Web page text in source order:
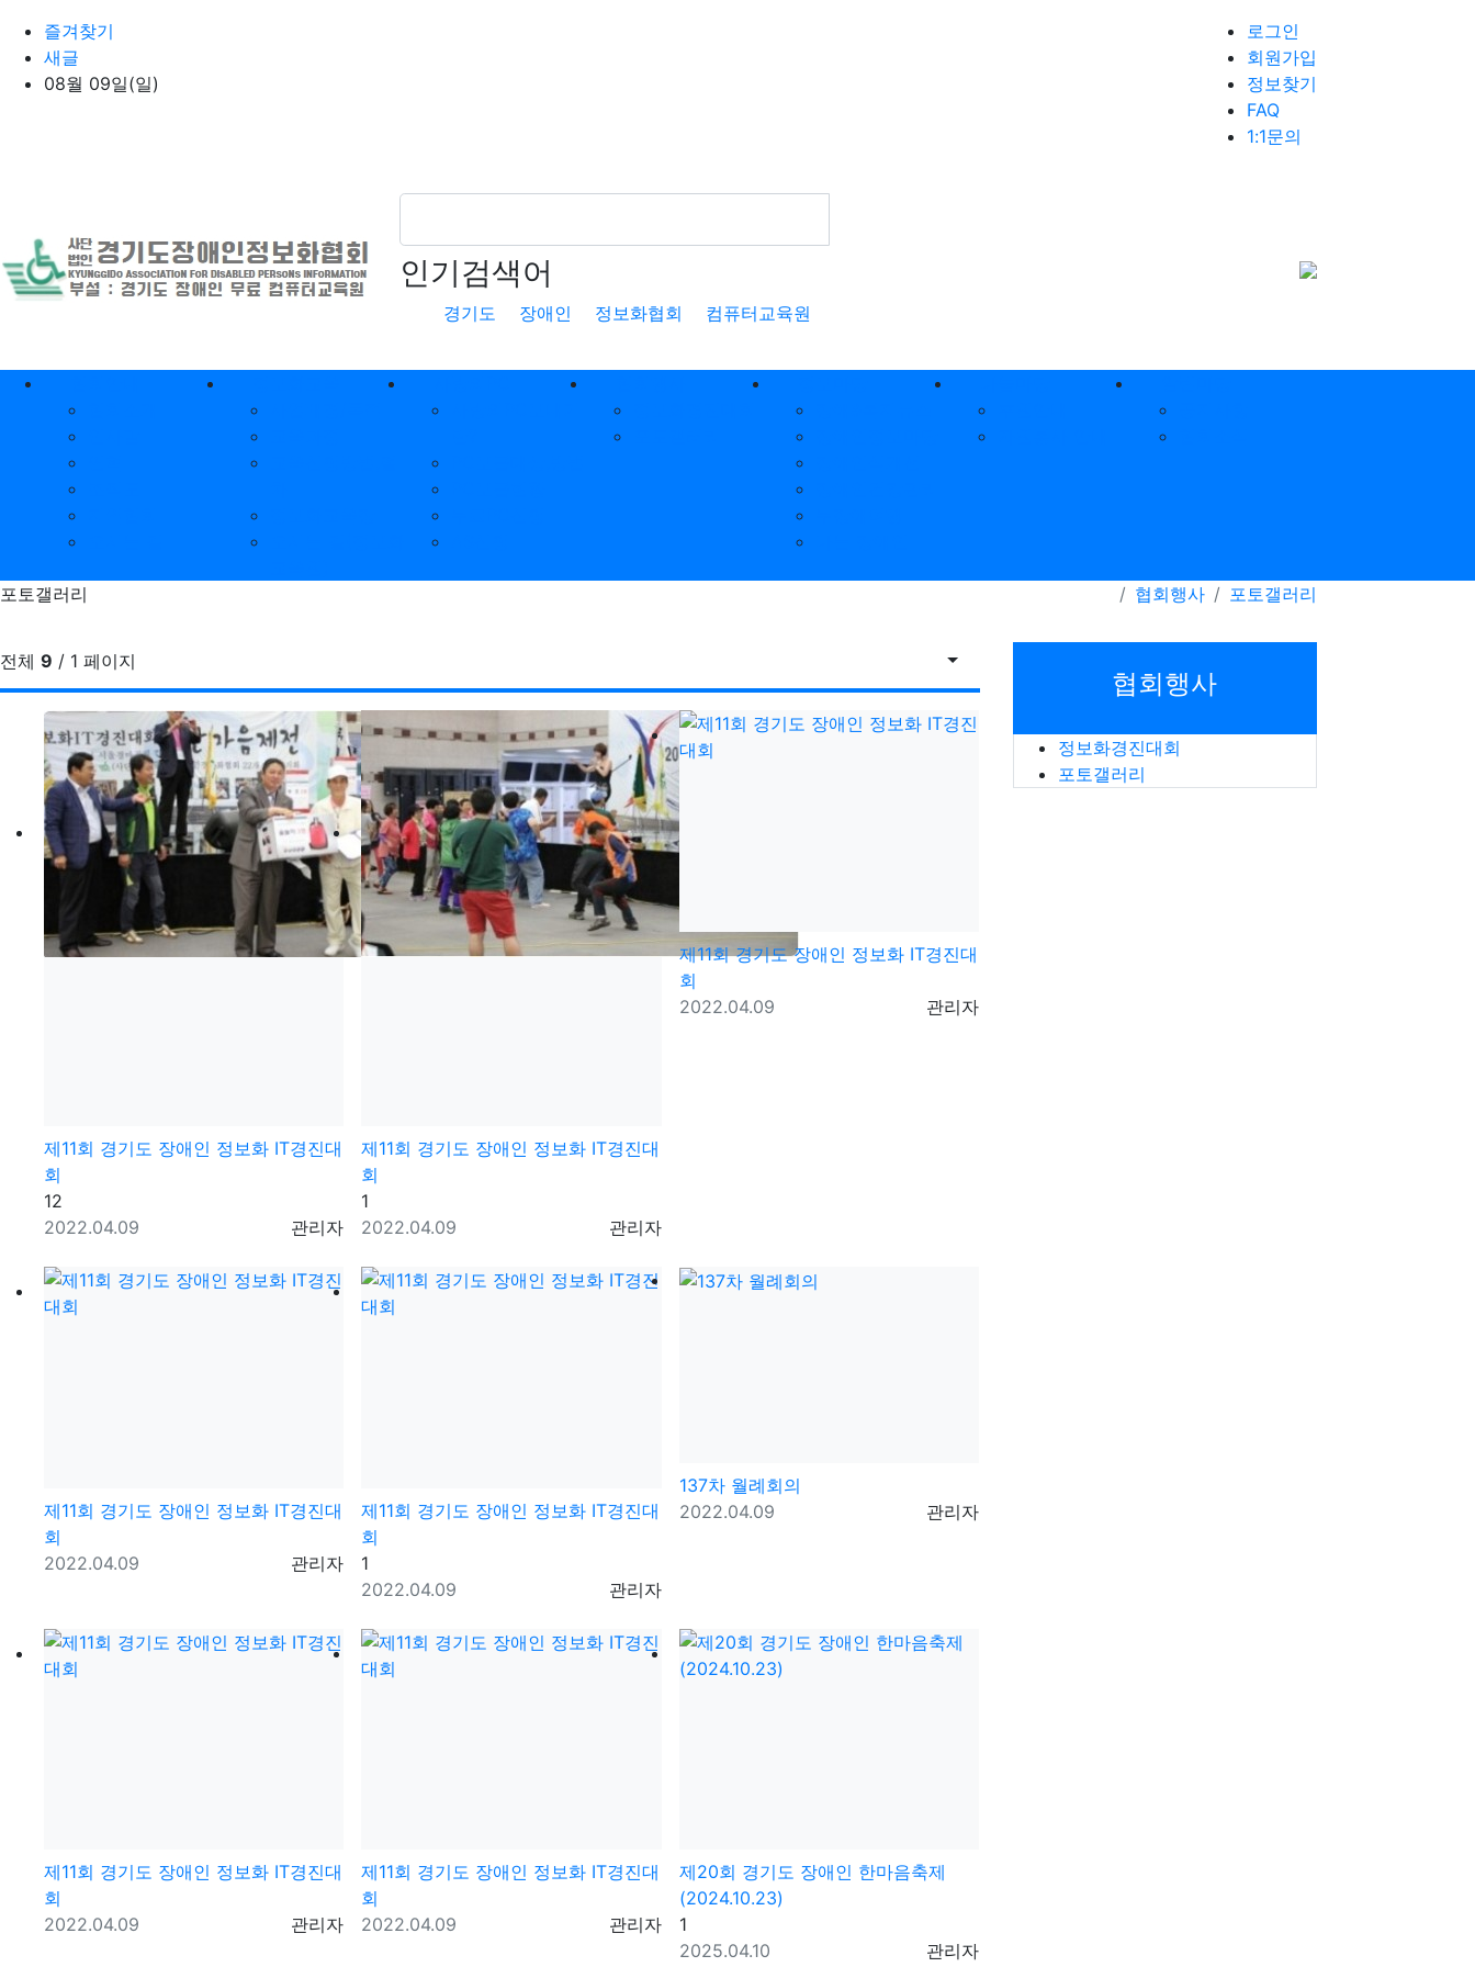
상단 네비
즐겨찾기
새글
08월 09일(일)
로그인
회원가입
정보찾기
FAQ
1:1문의
인기검색어
경기도 장애인 정보화협회 컴퓨터교육원
메인 메뉴
포토갤러리 협회행사 포토갤러리
전체 9 / 1 페이지 조회순 정렬
제11회 경기도 장애인 정보화 IT경진대
회
댓글
12
등록자
관리자
등록일
2022.04.09
제11회 경기도 장애인 정보화 IT경진대
회
댓글
1
등록자
관리자
등록일
2022.04.09
제11회 경기도 장애인 정보화 IT경진대
회
등록자
관리자
등록일
2022.04.09
제11회 경기도 장애인 정보화 IT경진대
회
등록자
관리자
등록일
2022.04.09
제11회 경기도 장애인 정보화 IT경진대
회
댓글
1
등록자
관리자
등록일
2022.04.09
137차 월례회의
등록자
관리자
등록일
2022.04.09
제11회 경기도 장애인 정보화 IT경진대
회
등록자
관리자
등록일
2022.04.09
제11회 경기도 장애인 정보화 IT경진대
회
등록자
관리자
등록일
2022.04.09
제20회 경기도 장애인 한마음축제
(2024.10.23)
댓글
1
등록자
관리자
등록일
2025.04.10
협회행사
정보화경진대회
포토갤러리